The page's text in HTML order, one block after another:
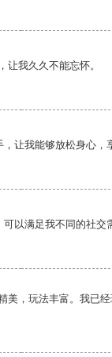
让我久久不能忘怀。
让我能够放松身心，
以满足我不同的社交
美，玩法丰富。我已